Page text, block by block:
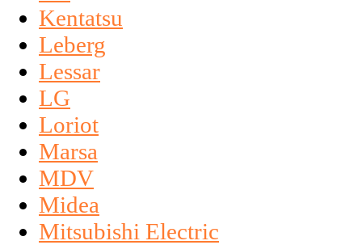
Kentatsu
Leberg
Lessar
LG
Loriot
Marsa
MDV
Midea
Mitsubishi Electric